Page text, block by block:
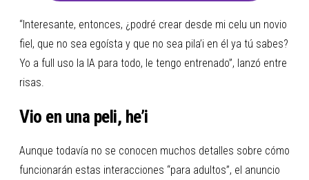
“Interesante, entonces, ¿podré crear desde mi celu un novio
fiel, que no sea egoísta y que no sea pila’i en él ya tú sabes?
Yo a full uso la IA para todo, le tengo entrenado”, lanzó entre
risas.
Vio en una peli, he’i
Aunque todavía no se conocen muchos detalles sobre cómo
funcionarán estas interacciones “para adultos”, el anuncio